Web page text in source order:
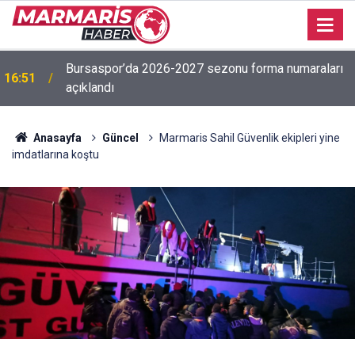
16:51
Bursaspor’da 2026-2027 sezonu forma numaraları
açıklandı
Anasayfa Güncel
Marmaris Sahil Güvenlik ekipleri yine
imdatlarına koştu